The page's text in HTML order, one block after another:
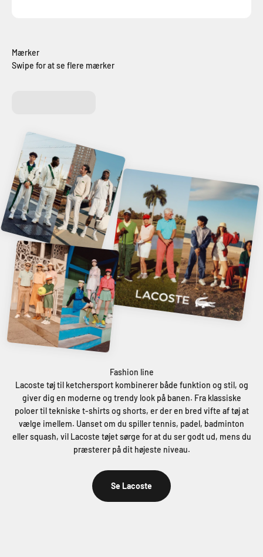
Swipe for at se flere mærker
Lacoste tøj til ketchersport kombinerer både funktion og stil, og
giver dig en moderne og trendy look på banen. Fra klassiske
poloer til tekniske t-shirts og shorts, er der en bred vifte af tøj at
vælge imellem. Uanset om du spiller tennis, padel, badminton
eller squash, vil Lacoste tøjet sørge for at du ser godt ud, mens du
præsterer på dit højeste niveau.
Se Lacoste